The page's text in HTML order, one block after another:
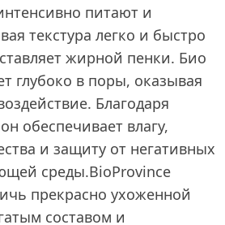
питают и
текстура легко и быстро
жирной пенки. Био
глубоко в поры, оказывая
Благодаря
обеспечивает влагу,
и защиту от негативных
среды.BioProvince
прекрасно ухоженной
составом и